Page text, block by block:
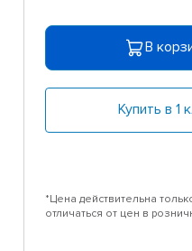
В
Купить в 1
*Цена действительна
отличаться от цен в